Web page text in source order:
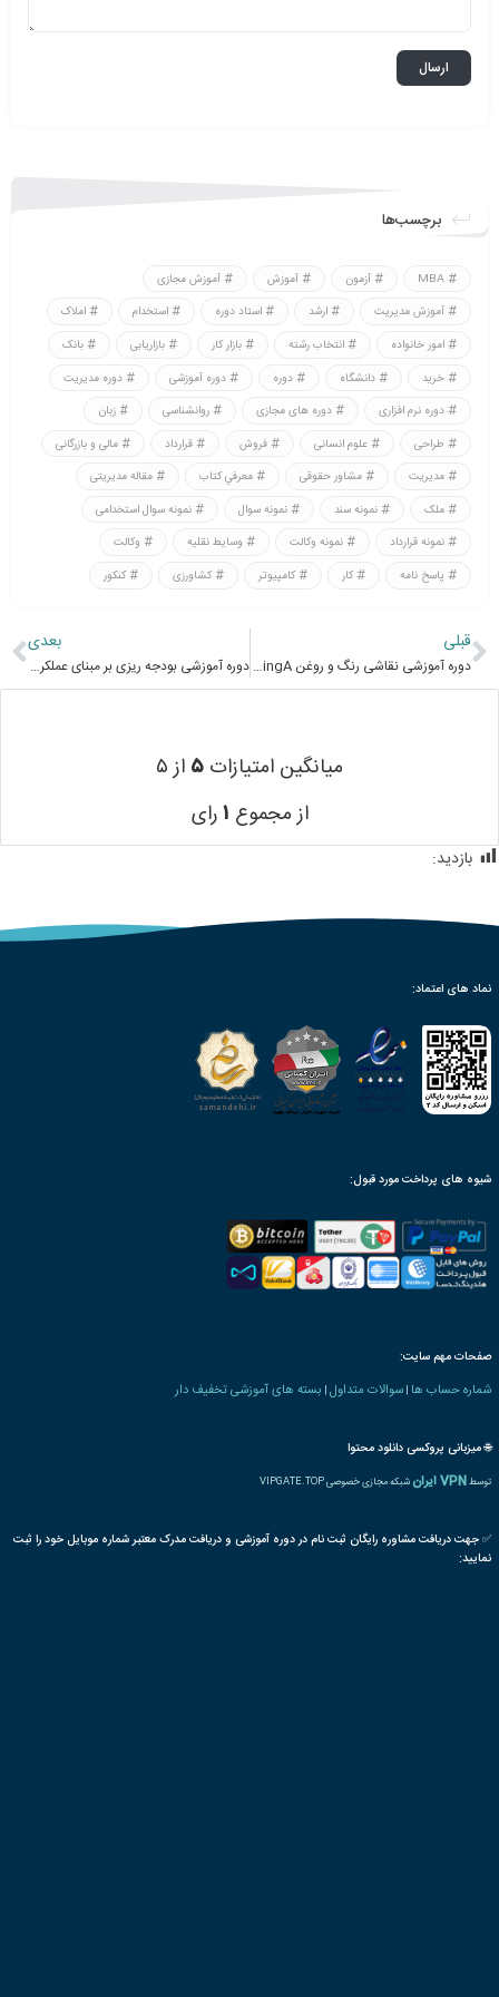
برچسب‌ها
MBA آزمون آموزش
آموزش مجازی
آموزش مدیریت
ارشد استاد دوره استخدام
املاک
امور خانواده
انتخاب رشته بازار کار بازاریابی
بانک
خرید
دانشگاه دوره دوره آموزشی
دوره مدیریت
دوره نرم افزاری
دوره های مجازی روانشناسی
زبان
طراحی
علوم انسانی فروش قرارداد
مالی و بازرگانی
مدیریت
مشاور حقوقی معرفي كتاب
مقاله مدیریتی
ملک
نمونه سند نمونه سوال
نمونه سوال استخدامی
نمونه قرارداد
نمونه وكالت وسایط نقلیه
وكالت
پاسخ نامه
کار کامپیوتر کشاورزی کنکور
قبلی
دوره آموزشی نقاشی رنگ و روغن Oil Painting e-learningA
بعدی
دوره آموزشی بودجه ریزی بر مبنای عملکرد budgeting based on the function E-learningA
میانگین امتیازات ۵ از ۵
از مجموع ۱رای
بازدید: